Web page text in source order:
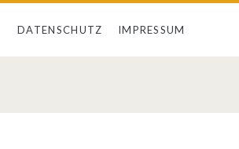
DATENSCHUTZ IMPRESSUM